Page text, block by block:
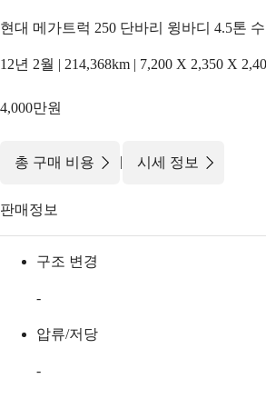
현대 메가트럭 250 단바리 윙바디 4.5톤
12년 2월 | 214,368km | 7,200 X 2,350 X
4,000만원
총 구매 비용 | 시세 정보
판매정보
구조 변경
-
압류/저당
-